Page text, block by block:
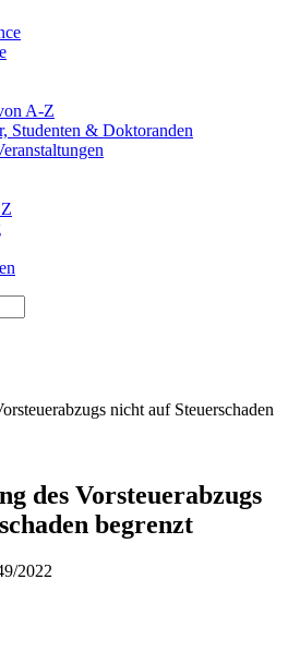
A-Z
Studenten & Doktoranden
nicht auf Steuerschaden
des Vorsteuerabzugs
begrenzt
2022